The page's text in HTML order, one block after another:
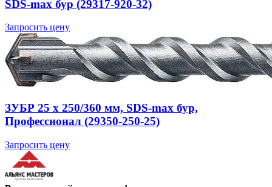
SDS-max бур (29317-920-32)
Запросить цену
ЗУБР 25 x 250/360 мм, SDS-max бур,
Профессионал (29350-250-25)
Запросить цену